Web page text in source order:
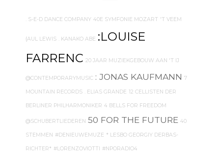
. S-E-D DANCE COMPANY 40E SYMFONIE MOZART 'T VEEM
{AUL LEWIS . KANAKO ABE :LOUISE
FARRENC 20 JAAR MUZIEKGEBOUW AAN 'T IJ
@CONTEMPORARYMUSIC : JONAS KAUFMANN 7
MOUNTAIN RECORDS . ELIAS GRANDE 12 CELLISTEN DER
BERLINER PHILHARMONIKER 4 BELLS FOR FREEDOM
@SCHUBERTLIEDEREN 50 FOR THE FUTURE 40
STEMMEN #DENIEUWEMUZE * LESBO GEORGIY DERBAS-
RICHTER* #LORENZOVIOTTI #NPORADIO4